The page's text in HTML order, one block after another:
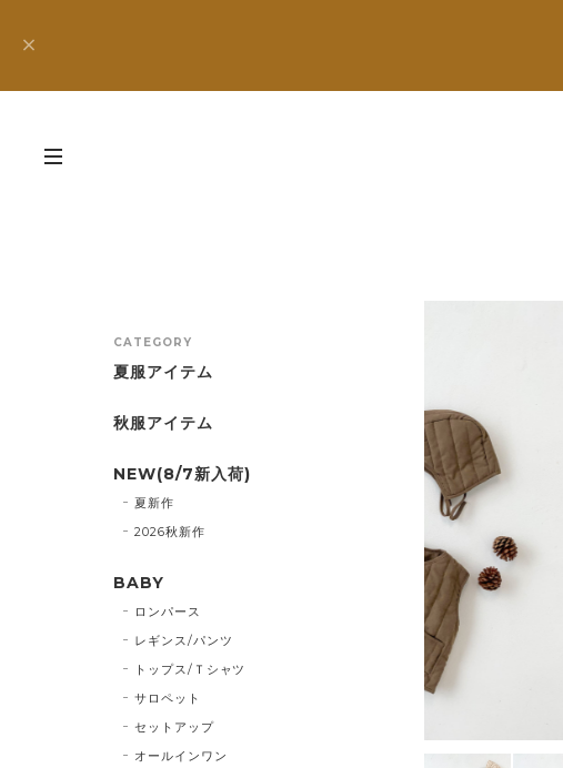
CATEGORY
夏服アイテム
秋服アイテム
NEW(8/7新入荷)
夏新作
2026秋新作
BABY
ロンパース
レギンス/パンツ
トップス/Ｔシャツ
サロペット
セットアップ
オールインワン